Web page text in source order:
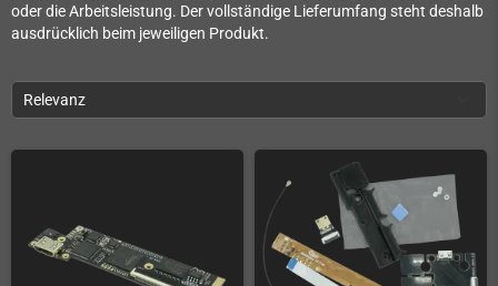
oder die Arbeitsleistung. Der vollständige Lieferumfang steht deshalb
ausdrücklich beim jeweiligen Produkt.
Relevanz